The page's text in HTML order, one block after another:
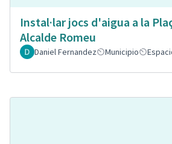
Instal·lar jocs d'aigua a la
Alcalde Romeu
Daniel Fernandez Municipio